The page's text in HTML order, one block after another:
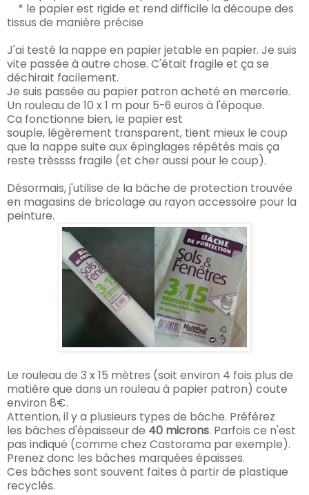
* le papier est rigide et rend difficile la découpe des
tissus de manière précise
J'ai testé la nappe en papierjetable en papier. Je suis
vite passée à autre chose. C'était fragile et ça se
déchirait facilement.
Je suis passée au papier patron acheté en mercerie.
Un rouleau de 10 x 1 m pour 5-6 euros à l'époque.
Ca fonctionne bien, le papier est
souple, légèrement transparent, tient mieux le coup
que la nappe suite aux épinglages répétés mais ça
reste trèssss fragile (et cher aussi pour le coup).
Désormais, j'utilise de la bâche de protection trouvée
en magasins de bricolage au rayon accessoire pour la
peinture.
Le rouleau de 3 x 15 mètres (soit environ 4 fois plus de
matière que dans un rouleau à papier patron) coute
environ 8€.
Attention, il y a plusieurs types de bâche. Préférez
les bâches d'épaisseur de 40 microns. Parfois ce n'est
pas indiqué (comme chez Castorama par exemple).
Prenez donc les bâches marquées épaisses.
Ces bâches sont souvent faites à partir de plastique
recyclés.